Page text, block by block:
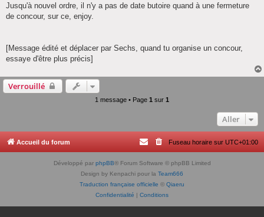
Jusqu'à nouvel ordre, il n'y a pas de date butoire quand à une fermeture
de concour, sur ce, enjoy.
[Message édité et déplacer par Sechs, quand tu organise un concour,
essaye d'être plus précis]
Verrouillé
1 message • Page 1 sur 1
Aller
Accueil du forum Fuseau horaire sur UTC+01:00
Développé par phpBB® Forum Software © phpBB Limited
Design by Kenpachi pour la Team666
Traduction française officielle © Qiaeru
Confidentialité | Conditions